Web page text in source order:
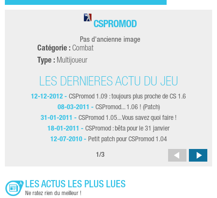
CSPROMOD
Pas d'ancienne image
Catégorie : Combat
Type : Multijoueur
LES DERNIÈRES ACTU DU JEU
12-12-2012 - CSPromod 1.09 : toujours plus proche de CS 1.6
08-03-2011 - CSPromod... 1.06 ! (Patch)
31-01-2011 - CSPromod 1.05... Vous savez quoi faire !
18-01-2011 - CSPromod : bêta pour le 31 janvier
12-07-2010 - Petit patch pour CSPromod 1.04
1 /3
LES ACTUS LES PLUS LUES
Ne ratez rien du meilleur !